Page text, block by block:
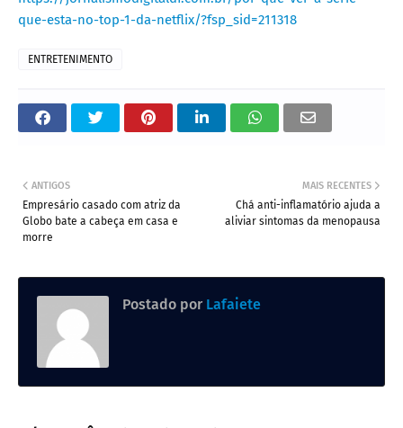
que-esta-no-top-1-da-netflix/?fsp_sid=211318
ENTRETENIMENTO
MAIS RECENTES
Chá anti-inflamatório ajuda a
aliviar sintomas da menopausa
ANTIGOS
Empresário casado com atriz da
Globo bate a cabeça em casa e
morre
Postado por Lafaiete